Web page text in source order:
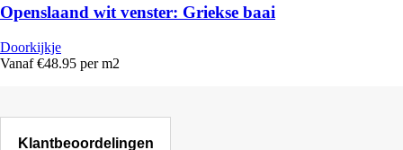
Openslaand wit venster: Griekse baai
Doorkijkje
Vanaf €48.95 per m2